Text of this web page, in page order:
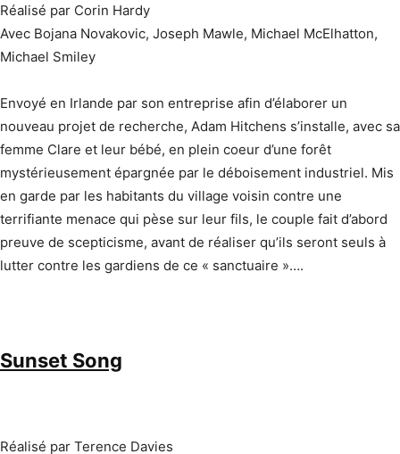
Réalisé par Corin Hardy
Avec Bojana Novakovic, Joseph Mawle, Michael McElhatton,
Michael Smiley
Envoyé en Irlande par son entreprise afin d’élaborer un
nouveau projet de recherche, Adam Hitchens s’installe, avec sa
femme Clare et leur bébé, en plein coeur d’une forêt
mystérieusement épargnée par le déboisement industriel. Mis
en garde par les habitants du village voisin contre une
terrifiante menace qui pèse sur leur fils, le couple fait d’abord
preuve de scepticisme, avant de réaliser qu’ils seront seuls à
lutter contre les gardiens de ce « sanctuaire »….
Sunset Song
Réalisé par Terence Davies